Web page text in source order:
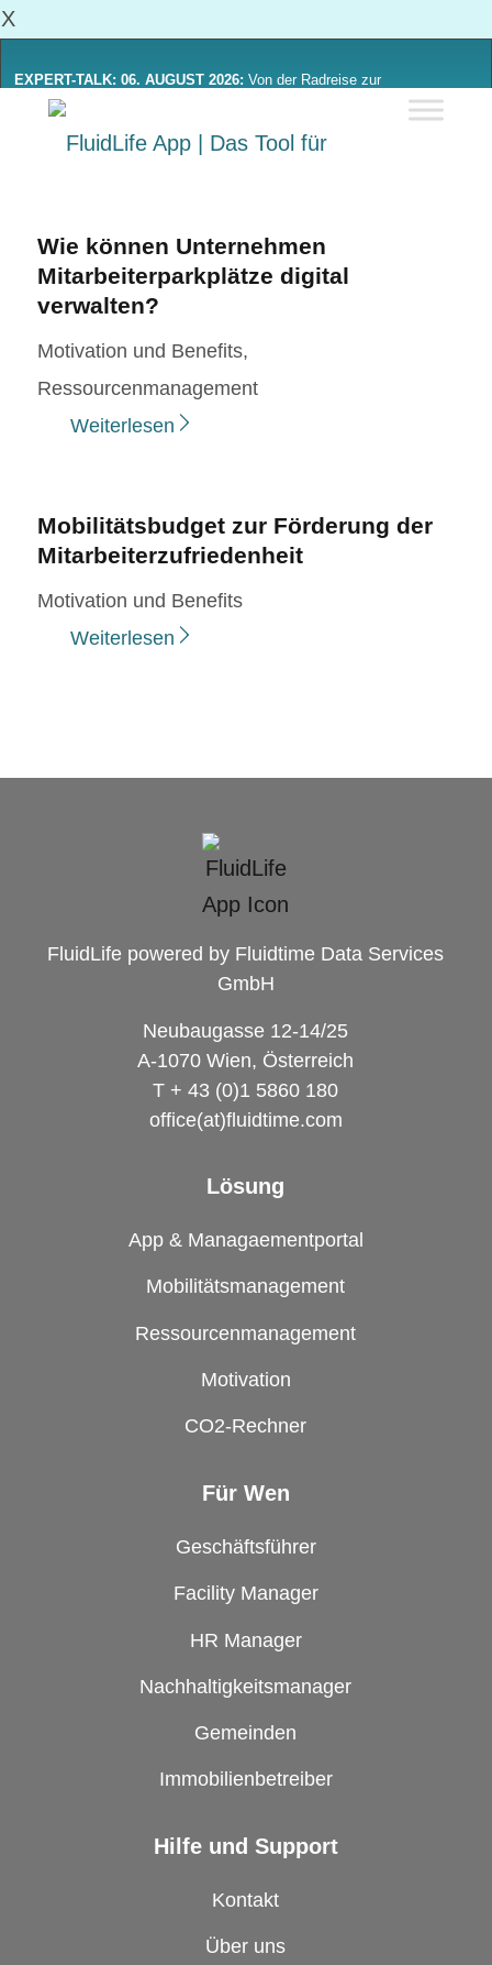
X
EXPERT-TALK: 06. AUGUST 2026: Von der Radreise zur
Alltagsmobilität: Was sich von Radinitiativen lernen lässt
Wie können Unternehmen
Mitarbeiterparkplätze digital
verwalten?
Motivation und Benefits,
Ressourcenmanagement
Weiterlesen
Mobilitätsbudget zur Förderung der
Mitarbeiterzufriedenheit
Motivation und Benefits
Weiterlesen
FluidLife powered by Fluidtime Data Services
GmbH
Neubaugasse 12-14/25
A-1070 Wien, Österreich
T + 43 (0)1 5860 180
office(at)fluidtime.com
Lösung
App & Managaementportal
Mobilitätsmanagement
Ressourcenmanagement
Motivation
CO2-Rechner
Für Wen
Geschäftsführer
Facility Manager
HR Manager
Nachhaltigkeitsmanager
Gemeinden
Immobilienbetreiber
Hilfe und Support
Kontakt
Über uns